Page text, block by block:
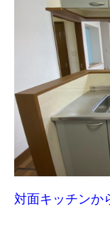
対面キッチンか